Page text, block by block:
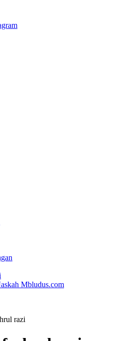
Mbludus.com
razi